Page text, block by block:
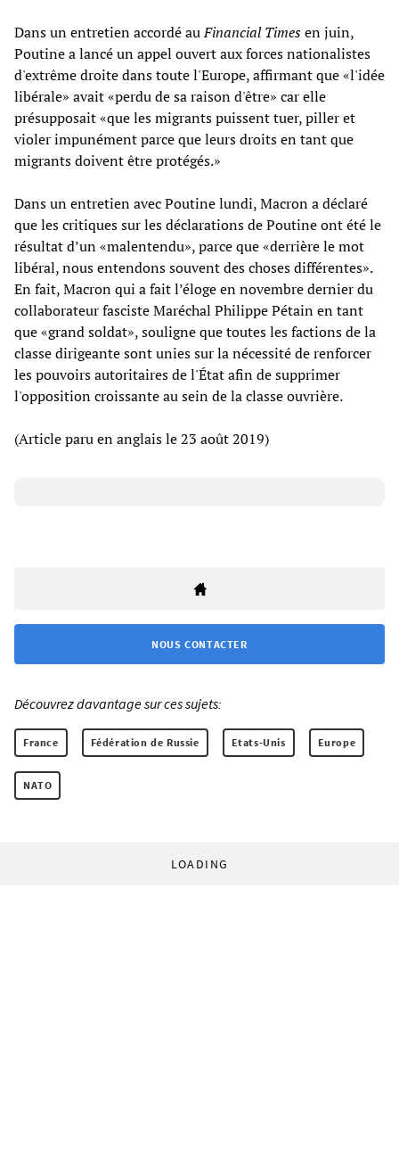
Dans un entretien accordé auFinancial Timesen juin,
Poutine a lancé un appel ouvert aux forces nationalistes
d'extrême droite dans toute l'Europe, affirmant que «l'idée
libérale» avait «perdu de sa raison d'être» car elle
présupposait «que les migrants puissent tuer, piller et
violer impunément parce que leurs droits en tant que
migrants doivent être protégés.»
Dans un entretien avec Poutine lundi, Macron a déclaré
que les critiques sur les déclarations de Poutine ont été le
résultat d’un «malentendu», parce que «derrière le mot
libéral, nous entendons souvent des choses différentes».
En fait, Macron qui a fait l’éloge en novembre dernier du
collaborateur fasciste Maréchal Philippe Pétain en tant
que «grand soldat», souligne que toutes les factions de la
classe dirigeante sont unies sur la nécessité de renforcer
les pouvoirs autoritaires de l'État afin de supprimer
l'opposition croissante au sein de la classe ouvrière.
(Article paru en anglais le 23 août 2019)
NOUS CONTACTER
Découvrez davantage sur ces sujets:
France Fédération de Russie Etats-Unis Europe
NATO
LOADING